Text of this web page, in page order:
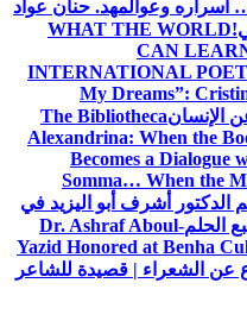
أسراره وعوالمهد. حنان عواد
WHAT THE WORLD
CAN
INTERNATIONAL
My Dreams”:
الإنسانThe Bibliotheca
Alexandrina: When the
Becomes a Dialogue
Somma… When the
الدكتور أشرف أبو اليزيد في
الحلمDr. Ashraf Aboul-
Yazid Honored at Benha
عن الشعراء | قصيدة للشاعر